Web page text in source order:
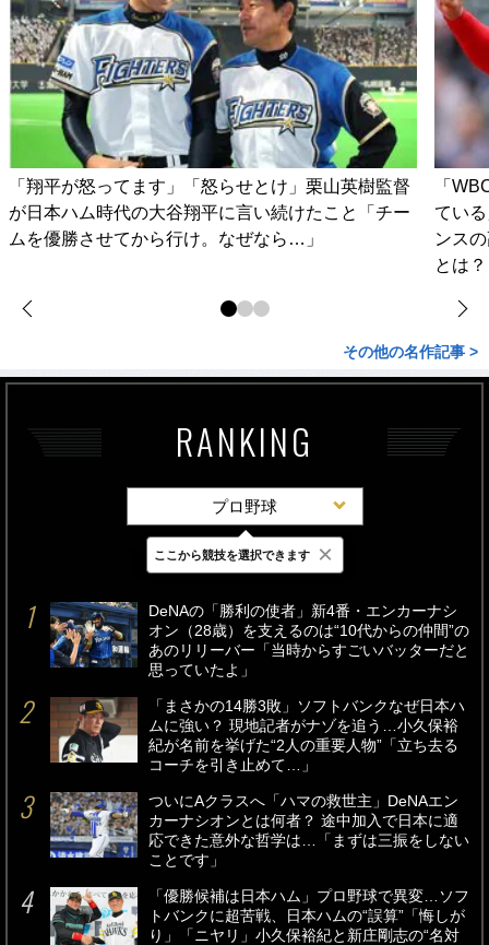
「翔平が怒ってます」「怒らせとけ」栗山英樹監督
が日本ハム時代の大谷翔平に言い続けたこと「チー
ムを優勝させてから行け。なぜなら…」
「
てい
ンス
とは？
その他の名作記事 >
RANKING
プロ野球
最新 24時間 週間
DeNAの「勝利の使者」新4番・エンカーナシ
オン（28歳）を支えるのは“10代からの仲間”の
あのリリーバー「当時からすごいバッターだと
思っていたよ」
「まさかの14勝3敗」ソフトバンクなぜ日本ハ
ムに強い？ 現地記者がナゾを追う…小久保裕
紀が名前を挙げた“2人の重要人物”「立ち去る
コーチを引き止めて…」
ついにAクラスへ「ハマの救世主」DeNAエン
カーナシオンとは何者？ 途中加入で日本に適
応できた意外な哲学は…「まずは三振をしない
ことです」
「優勝候補は日本ハム」プロ野球で異変…ソフ
トバンクに超苦戦、日本ハムの“誤算”「悔しが
り」「ニヤリ」小久保裕紀と新庄剛志の“名対
ここから競技を選択できます ×